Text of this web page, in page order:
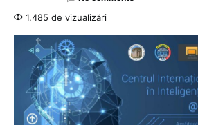
1.485 de vizualizări